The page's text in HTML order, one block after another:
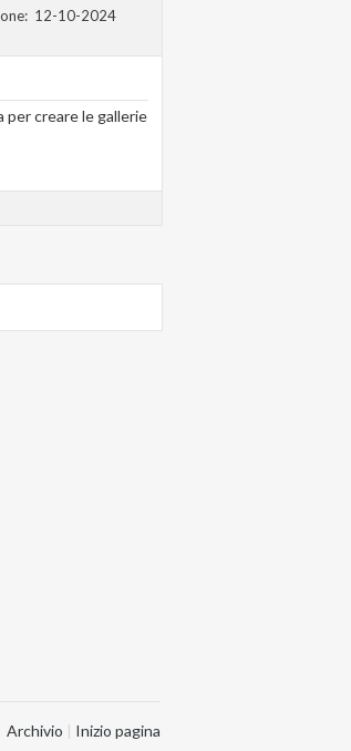
12-10-2024
per creare le gallerie
Archivio | Inizio pagina